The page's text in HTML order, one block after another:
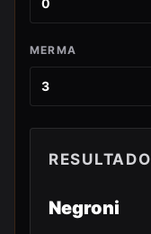
MERMA
RESULTADO
Negroni